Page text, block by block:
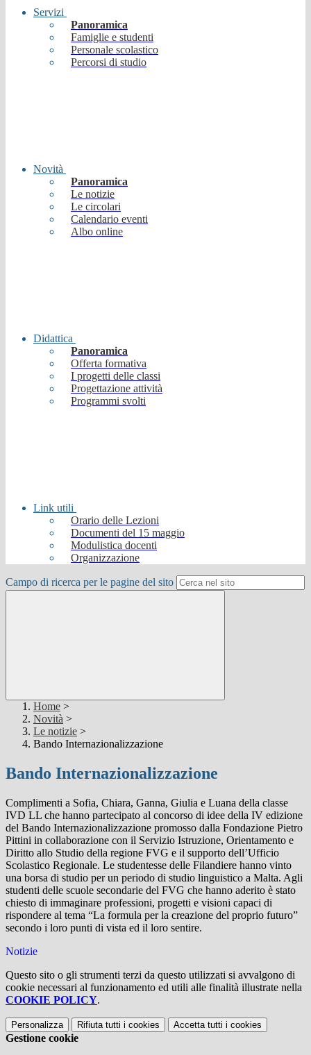
Servizi
Panoramica
Famiglie e studenti
Personale scolastico
Percorsi di studio
Novità
Panoramica
Le notizie
Le circolari
Calendario eventi
Albo online
Didattica
Panoramica
Offerta formativa
I progetti delle classi
Progettazione attività
Programmi svolti
Link utili
Orario delle Lezioni
Documenti del 15 maggio
Modulistica docenti
Organizzazione
Campo di ricerca per le pagine del sito
Home >
Novità >
Le notizie >
Bando Internazionalizzazione
Bando Internazionalizzazione
Complimenti a Sofia, Chiara, Ganna, Giulia e Luana della classe
IVD LL che hanno partecipato al concorso di idee della IV edizione
del Bando Internazionalizzazione promosso dalla Fondazione Pietro
Pittini in collaborazione con il Servizio Istruzione, Orientamento e
Diritto allo Studio della regione FVG e il supporto dell’Ufficio
Scolastico Regionale. Le studentesse delle Filandiere hanno vinto
una borsa di studio per un periodo di studio linguistico a Malta. Agli
studenti delle scuole secondarie del FVG che hanno aderito è stato
chiesto di immaginare professioni, progetti e visioni capaci di
rispondere al tema “La formula per la creazione del proprio futuro”
secondo i loro punti di vista ed il loro sentire.
Notizie
Questo sito o gli strumenti terzi da questo utilizzati si avvalgono di
cookie necessari al funzionamento ed utili alle finalità illustrate nella
COOKIE POLICY.
Personalizza Rifiuta tutti i cookies Accetta tutti i cookies
Gestione cookie